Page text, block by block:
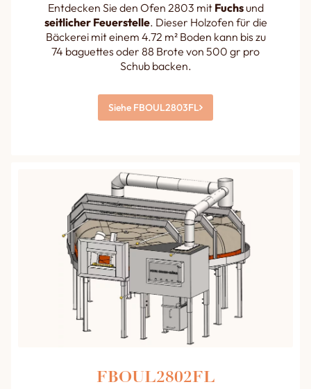
Entdecken Sie den Ofen 2803 mit Fuchsund
seitlicher Feuerstelle. Dieser Holzofen für die
Bäckerei mit einem 4.72 m² Boden kann bis zu
74 baguettes oder 88 Brote von 500 gr pro
Schub backen.
Siehe FBOUL2803FL
FBOUL2802FL